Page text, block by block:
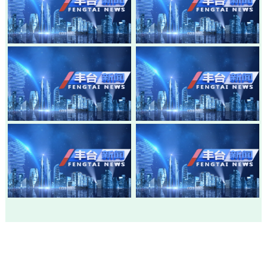
20260805-丰台新闻
20260803-丰台新闻
20260730-丰台新闻